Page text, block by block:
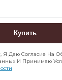
Купить
Я Даю Согласие На
И Принимаю